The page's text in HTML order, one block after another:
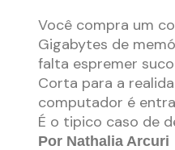
Você compra um
Gigabytes de
falta espremer
Corta para a
computador é
É o tipico caso de
Por Nathalia Arcuri